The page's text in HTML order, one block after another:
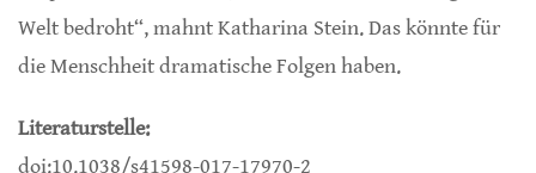
Welt bedroht“, mahnt Katharina Stein. Das könnte für
die Menschheit dramatische Folgen haben.
Literaturstelle:
doi:10.1038/s41598-017-17970-2